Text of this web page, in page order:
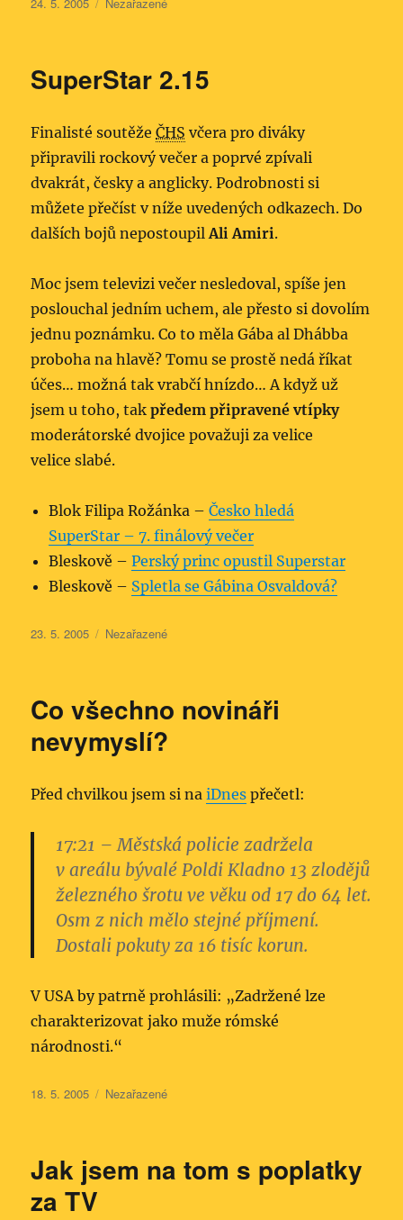
SuperStar 2.15
Finalisté soutěžeČHS včera pro diváky
připravili rockový večer a poprvé zpívali
dvakrát, česky a anglicky. Podrobnosti si
můžete přečíst v níže uvedených odkazech. Do
dalších bojů nepostoupilAli Amiri.
Moc jsem televizi večer nesledoval, spíše jen
poslouchal jedním uchem, ale přesto si dovolím
jednu poznámku. Co to měla Gába al Dhábba
proboha na hlavě? Tomu se prostě nedá říkat
účes… možná tak vrabčí hnízdo… A když už
jsem u toho, takpředem připravené vtípky
moderátorské dvojice považuji za velice
velice slabé.
Blok Filipa Rožánka –Česko hledá
SuperStar – 7. finálový večer
Bleskově –Perský princ opustil Superstar
Bleskově – Spletla se Gábina Osvaldová?
Publikováno:
23. 5. 2005 Rubriky:
Nezařazené
Co všechno novináři
nevymyslí?
Před chvilkou jsem si naiDnes přečetl:
17:21 – Městská policie zadržela
v areálu bývalé Poldi Kladno 13 zlodějů
železného šrotu ve věku od 17 do 64 let.
Osm z nich mělo stejné příjmení.
Dostali pokuty za 16 tisíc korun.
V USA by patrně prohlásili: „Zadržené lze
charakterizovat jako muže rómské
národnosti.“
Publikováno:
18. 5. 2005 Rubriky:
Nezařazené
Jak jsem na tom s poplatky
za TV